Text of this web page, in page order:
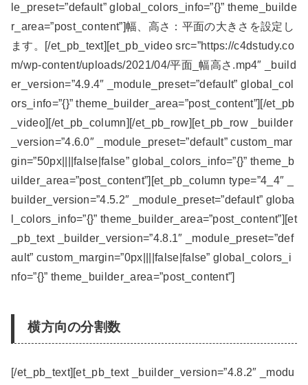
le_preset=”default” global_colors_info=”{}” theme_builde
r_area=”post_content”]幅、高さ：平面の大きさを設定し
ます。[/et_pb_text][et_pb_video src=”https://c4dstudy.co
m/wp-content/uploads/2021/04/平面_幅高さ.mp4″ _build
er_version=”4.9.4″ _module_preset=”default” global_col
ors_info=”{}” theme_builder_area=”post_content”][/et_pb
_video][/et_pb_column][/et_pb_row][et_pb_row _builder
_version=”4.6.0″ _module_preset=”default” custom_mar
gin=”50px||||false|false” global_colors_info=”{}” theme_b
uilder_area=”post_content”][et_pb_column type=”4_4″ _
builder_version=”4.5.2″ _module_preset=”default” globa
l_colors_info=”{}” theme_builder_area=”post_content”][et
_pb_text _builder_version=”4.8.1″ _module_preset=”def
ault” custom_margin=”0px||||false|false” global_colors_i
nfo=”{}” theme_builder_area=”post_content”]
横方向の分割数
[/et_pb_text][et_pb_text _builder_version=”4.8.2″ _modu